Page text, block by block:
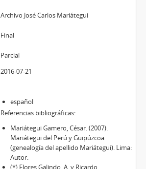
Archivo José Carlos Mariátegui
Final
Parcial
2016-07-21
español
Referencias bibliográficas:
Mariátegui Gamero, César. (2007).
Mariátegui del Perú y Guipúzcoa
(genealogía del apellido Mariátegui). Lima:
Autor.
(*) Flores Galindo, A. y Ricardo